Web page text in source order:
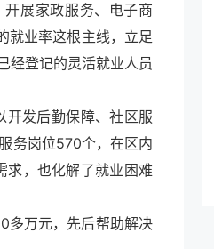
展家政服务、电子商
就业率这根主线，立足
经登记的灵活就业人员
开发后勤保障、社区服
务岗位570个，在区内
求，也化解了就业困难
多万元，先后帮助解决